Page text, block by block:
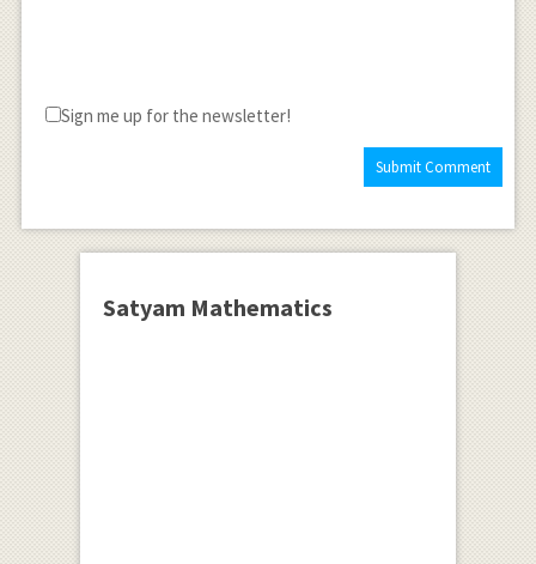
Sign me up for the newsletter!
Satyam Mathematics